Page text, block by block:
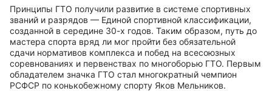
Принципы ГТО получили развитие в системе спортивных
званий и разрядов — Единой спортивной классификации,
созданной в середине 30-х годов. Таким образом, путь до
мастера спорта вряд ли мог пройти без обязательной
сдачи нормативов комплекса и побед на всесоюзных
соревнованиях и первенствах по многоборью ГТО. Первым
обладателем значка ГТО стал многократный чемпион
РСФСР по конькобежному спорту Яков Мельников.